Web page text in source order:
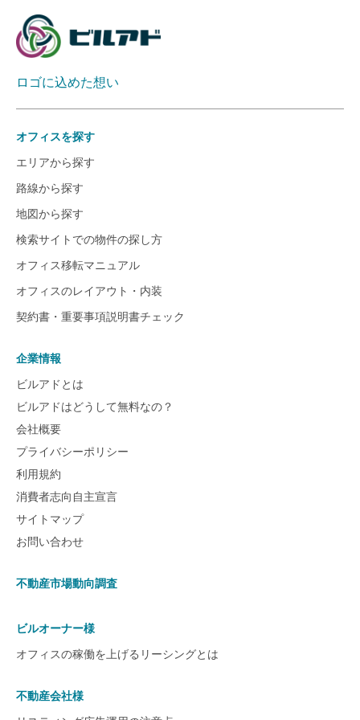
ロゴに込めた想い
オフィスを探す
エリアから探す
路線から探す
地図から探す
検索サイトでの物件の探し方
オフィス移転マニュアル
オフィスのレイアウト・内装
契約書・重要事項説明書チェック
企業情報
ビルアドとは
ビルアドはどうして無料なの？
会社概要
プライバシーポリシー
利用規約
消費者志向自主宣言
サイトマップ
お問い合わせ
不動産市場動向調査
ビルオーナー様
オフィスの稼働を上げるリーシングとは
不動産会社様